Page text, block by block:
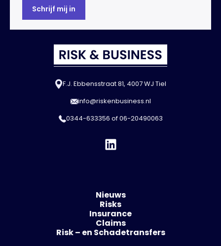
F.J. Ebbensstraat 81, 4007 WJ Tiel
info@riskenbusiness.nl
0344-633356 of06-20490063
Nieuws
Risks
Insurance
Claims
Risk – en Schadetransfers